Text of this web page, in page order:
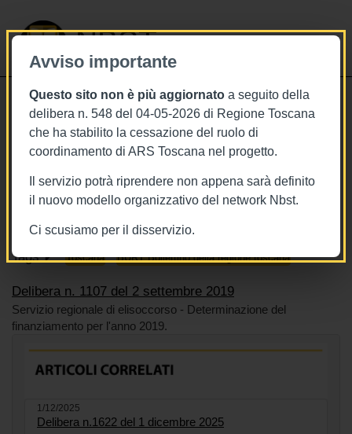
Avviso importante
Questo sito non è più aggiornato a seguito della
delibera n. 548 del 04-05-2026 di Regione Toscana
che ha stabilito la cessazione del ruolo di
coordinamento di ARS Toscana nel progetto.
Il servizio potrà riprendere non appena sarà definito
il nuovo modello organizzativo del network Nbst.
Ci scusiamo per il disservizio.
NBST
Delibera n. 1107 del 2 settembre
2019
Tags Toscana BURT Bollettino della regione toscana
Delibera n. 1107 del 2 settembre 2019
Servizio regionale di elisoccorso - Determinazione del
finanziamento per l'anno 2019.
1/12/2025
Delibera n.1622 del 1 dicembre 2025